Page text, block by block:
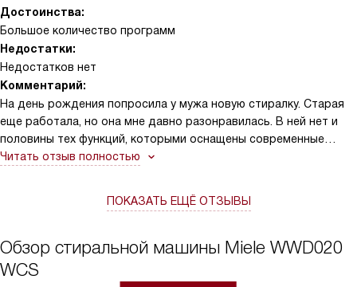
Достоинства:
Большое количество программ
Недостатки:
Недостатков нет
Комментарий:
На день рождения попросила у мужа новую стиралку. Старая
еще работала, но она мне давно разонравилась. В ней нет и
половины тех функций, которыми оснащены современные
приборы. Я считаю, что надо идти в ногу со временем и менять
на авито (я, кстати, так и делаю). Вещи я стираю часто,
очень бережная! У меня много трикотажных кофточек, так вот,
на них ни одной затяжки! Можно не беспокоиться: прибор
справится даже с одеждой из деликатных тканей. Есть
Читать отзыв полностью
ПОКАЗАТЬ ЕЩЁ ОТЗЫВЫ
Обзор стиральной машины Miele WWD020
WCS